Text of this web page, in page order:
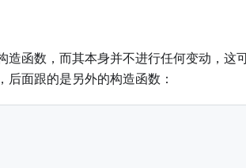
造函数，而其本身并不进行任何变动，这
面跟的是另外的构造函数：